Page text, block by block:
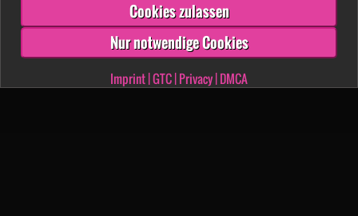
Cookies zulassen
Nur notwendige Cookies
Imprint|GTC|Privacy|DMCA